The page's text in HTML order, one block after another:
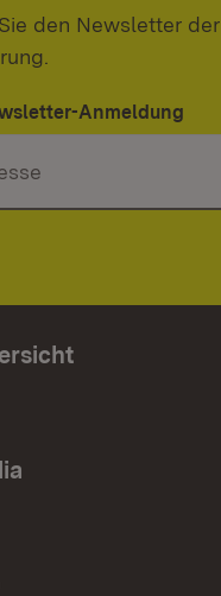
den Newsletter der
Anmeldung